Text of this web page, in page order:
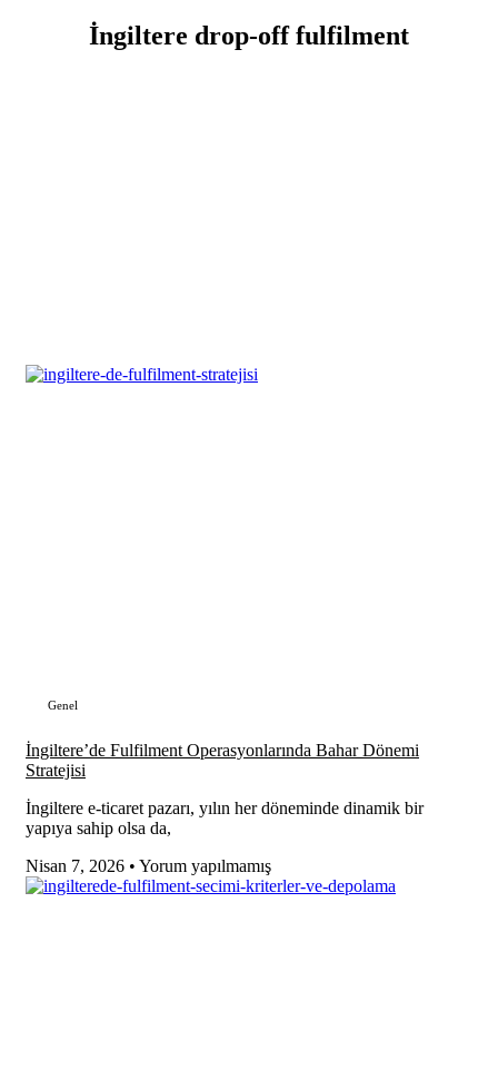
İngiltere drop-off fulfilment
Genel
İngiltere’de Fulfilment Operasyonlarında Bahar Dönemi
Stratejisi
İngiltere e-ticaret pazarı, yılın her döneminde dinamik bir
yapıya sahip olsa da,
Nisan 7, 2026
Yorum yapılmamış